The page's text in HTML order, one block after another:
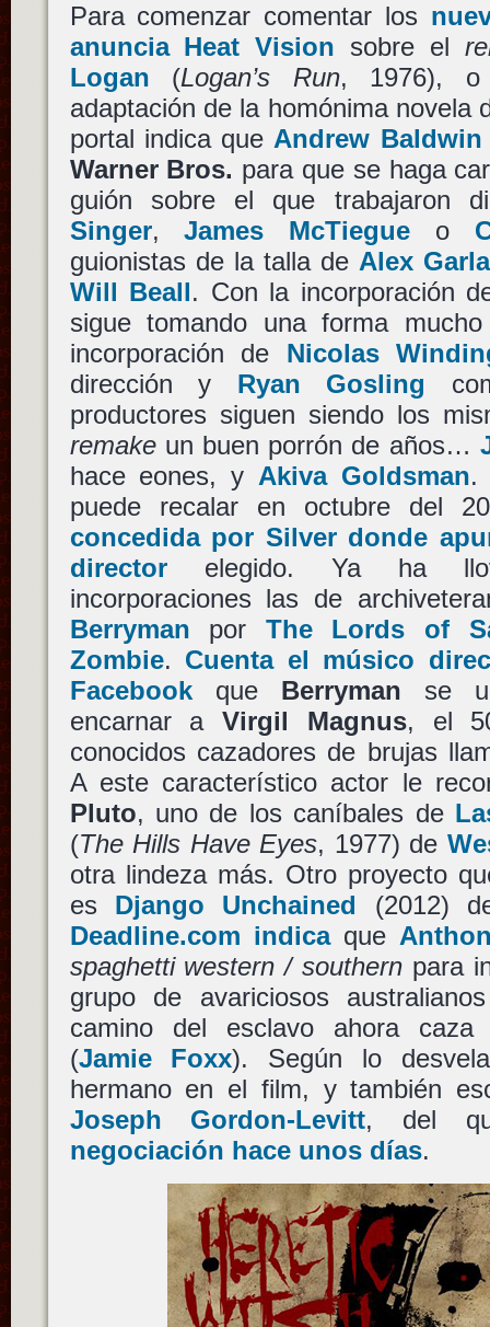
Para comenzar comentar los
anuncia Heat Vision sobre el
Logan (Logan’s Run, 1976), o
adaptación de la homónima novela
portal indica queAndrew Baldwin
Warner Bros. para que se haga
guión sobre el que trabajaron
Singer,James McTiegue o
guionistas de la talla de Alex
Will Beall. Con la incorporación
sigue tomando una forma
incorporación de Nicolas
dirección y Ryan Gosling
productores siguen siendo los
remakeun buen porrón de años…
hace eones, y Akiva Goldsman.
puede recalar en octubre del
concedida por Silver donde
directorelegido. Ya ha
incorporaciones las de
Berryman por The Lords of
Zombie. Cuenta el músico
Facebookque Berryman se
encarnar aVirgil Magnus, el
conocidos cazadores de brujas
A este característico actor le
Pluto, uno de los caníbales de
(The Hills Have Eyes, 1977) de
otra lindeza más. Otro proyecto
es Django Unchained (2012)
Deadline.com indicaque
spaghetti western / southern para
grupo de avariciosos
camino del esclavo ahora caza
(Jamie Foxx). Según lo
hermano en el film, y también
Joseph Gordon-Levitt, del
negociación hace unos días.